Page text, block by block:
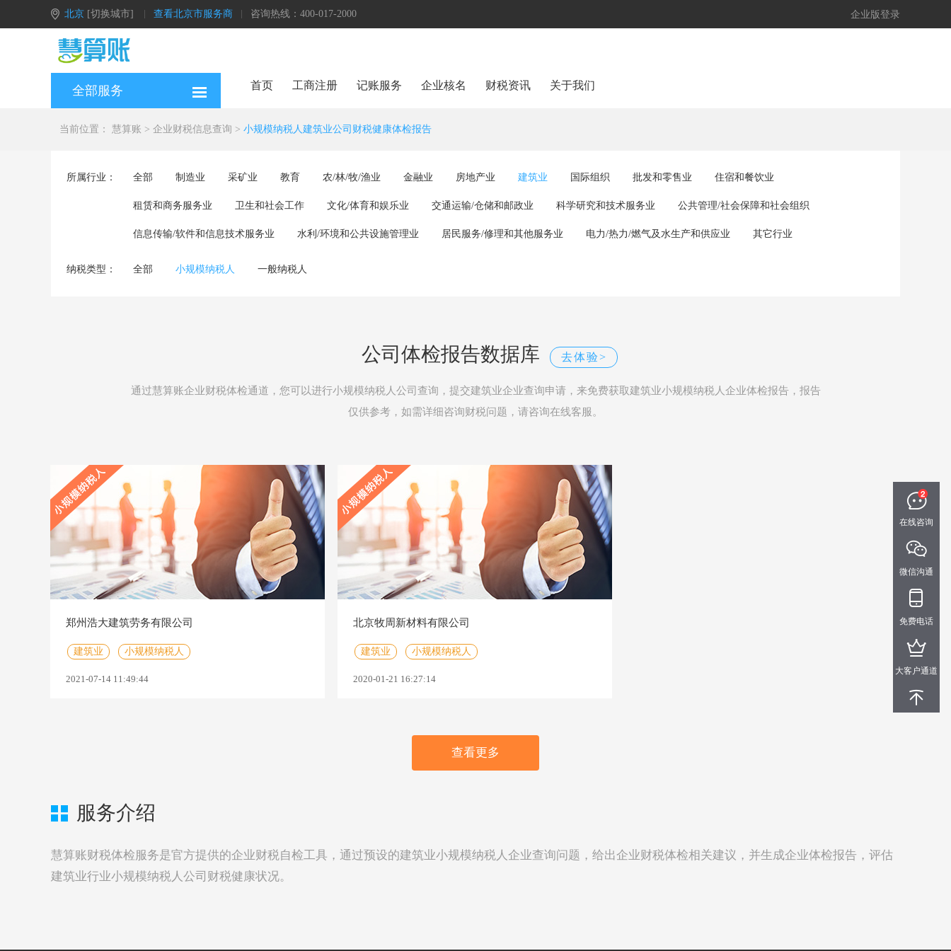
北京 [切换城市] 查看北京市服务商 咨询热线：400-017-2000 企业版登录
全部服务 首页 工商注册 记账服务 企业核名 财税资讯 关于我们
当前位置： 慧算账 > 企业财税信息查询 > 小规模纳税人建筑业公司财税健康体检报告
所属行业： 全部 制造业 采矿业 教育 农/林/牧/渔业 金融业 房地产业 建筑业 国际组织 批发和零售业 住宿和餐饮业
租赁和商务服务业 卫生和社会工作 文化/体育和娱乐业 交通运输/仓储和邮政业 科学研究和技术服务业 公共管理/社会保障和社会组织
信息传输/软件和信息技术服务业 水利/环境和公共设施管理业 居民服务/修理和其他服务业 电力/热力/燃气及水生产和供应业 其它行业
纳税类型： 全部 小规模纳税人 一般纳税人
公司体检报告数据库 去体验>
通过慧算账企业财税体检通道，您可以进行小规模纳税人公司查询，提交建筑业企业查询申请，来免费获取建筑业小规模纳税人企业体检报告，报告
仅供参考，如需详细咨询财税问题，请咨询在线客服。
郑州浩大建筑劳务有限公司
建筑业 小规模纳税人
2021-07-14 11:49:44
北京牧周新材料有限公司
建筑业 小规模纳税人
2020-01-21 16:27:14
查看更多
服务介绍
慧算账财税体检服务是官方提供的企业财税自检工具，通过预设的建筑业小规模纳税人企业查询问题，给出企业财税体检相关建议，并生成企业体检报告，评估
建筑业行业小规模纳税人公司财税健康状况。
在线咨询
微信沟通
免费电话
大客户通道